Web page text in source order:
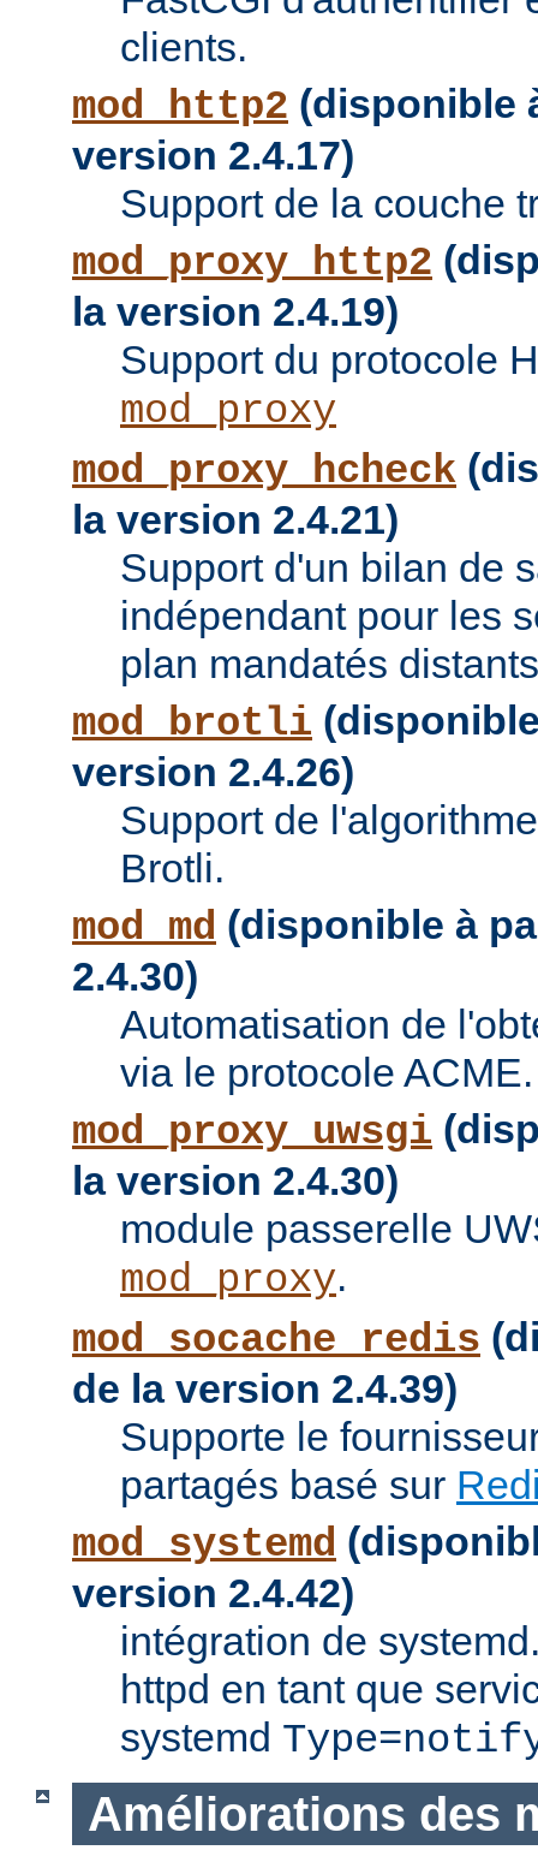
clients.
mod_http2 (disponible
version 2.4.17)
Support de la couche
mod_proxy_http2
la version 2.4.19)
Support du protocole
mod_proxy
mod_proxy_hcheck
la version 2.4.21)
Support d'un bilan de
indépendant pour les
plan mandatés
mod_brotli
version 2.4.26)
Support de
Brotli.
mod_md (disponible à
2.4.30)
Automatisation de
via le protocole ACME.
mod_proxy_uwsgi
la version 2.4.30)
module passerelle
mod_proxy.
mod_socache_redis
de la version 2.4.39)
Supporte le
partagés basé sur
mod_systemd
version 2.4.42)
intégration de
httpd en tant que
systemd
Améliorations des